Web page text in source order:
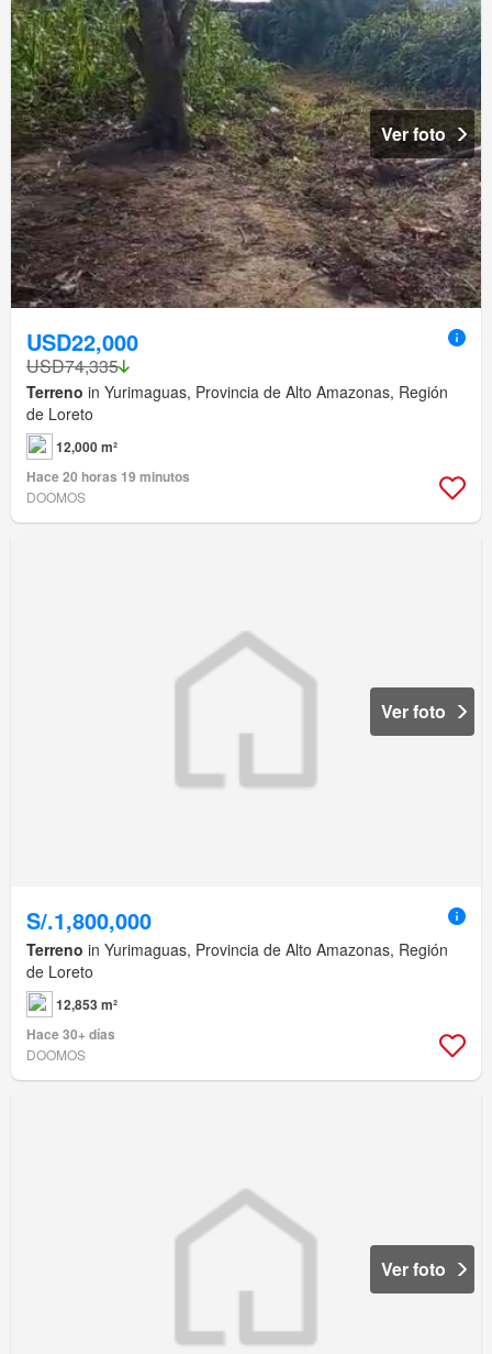
Ver foto
USD22,000
USD74,335
Terreno in Yurimaguas, Provincia de Alto Amazonas, Región
de Loreto
12,000 m²
Hace 20 horas 19 minutos
DOOMOS
Ver foto
S/.1,800,000
Terreno in Yurimaguas, Provincia de Alto Amazonas, Región
de Loreto
12,853 m²
Hace 30+ días
DOOMOS
Ver foto